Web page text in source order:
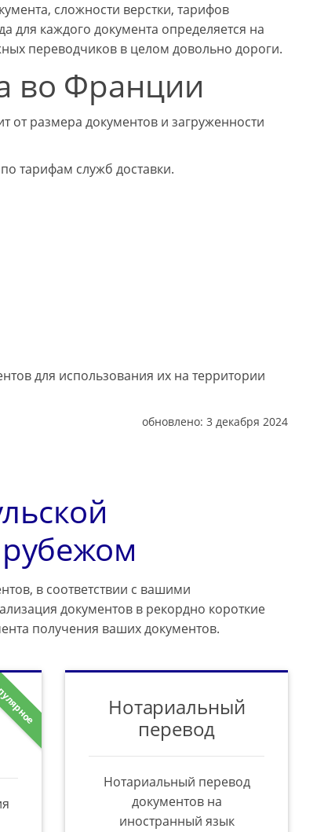
сложности верстки, тарифов
для каждого документа определяется на
переводчиков в целом довольно дороги.
во Франции
от размера документов и загруженности
тарифам служб доставки.
для использования их на территории
обновлено: 3 декабря 2024
в соответствии с вашими
документов в рекордно короткие
получения ваших документов.
Нотариальный
перевод
Нотариальный перевод
документов на
иностранный язык